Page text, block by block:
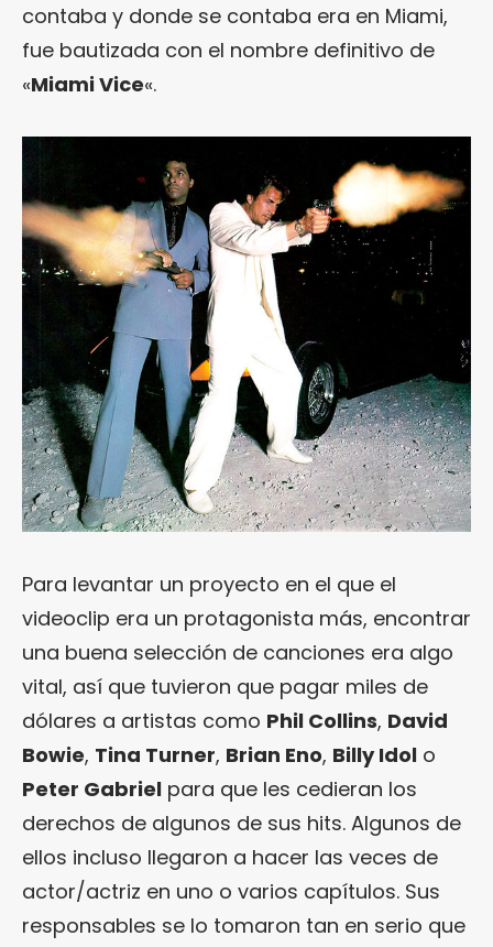
contaba y donde se contaba era en Miami,
fue bautizada con el nombre definitivo de
«Miami Vice«.
Para levantar un proyecto en el que el
videoclip era un protagonista más, encontrar
una buena selección de canciones era algo
vital, así que tuvieron que pagar miles de
dólares a artistas como Phil Collins, David
Bowie, Tina Turner, Brian Eno, Billy Idol o
Peter Gabriel para que les cedieran los
derechos de algunos de sus hits. Algunos de
ellos incluso llegaron a hacer las veces de
actor/actriz en uno o varios capítulos. Sus
responsables se lo tomaron tan en serio que